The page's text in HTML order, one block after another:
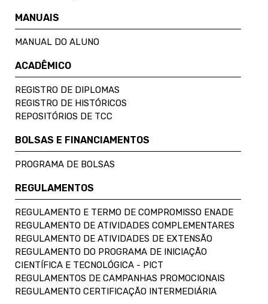
MANUAIS
MANUAL DO ALUNO
ACADÊMICO
REGISTRO DE DIPLOMAS
REGISTRO DE HISTÓRICOS
REPOSITÓRIOS DE TCC
BOLSAS E FINANCIAMENTOS
PROGRAMA DE BOLSAS
REGULAMENTOS
REGULAMENTO E TERMO DE COMPROMISSO ENADE
REGULAMENTO DE ATIVIDADES COMPLEMENTARES
REGULAMENTO DE ATIVIDADES DE EXTENSÃO
REGULAMENTO DO PROGRAMA DE INICIAÇÃO
CIENTÍFICA E TECNOLÓGICA - PICT
REGULAMENTOS DE CAMPANHAS PROMOCIONAIS
REGULAMENTO CERTIFICAÇÃO INTERMEDIÁRIA